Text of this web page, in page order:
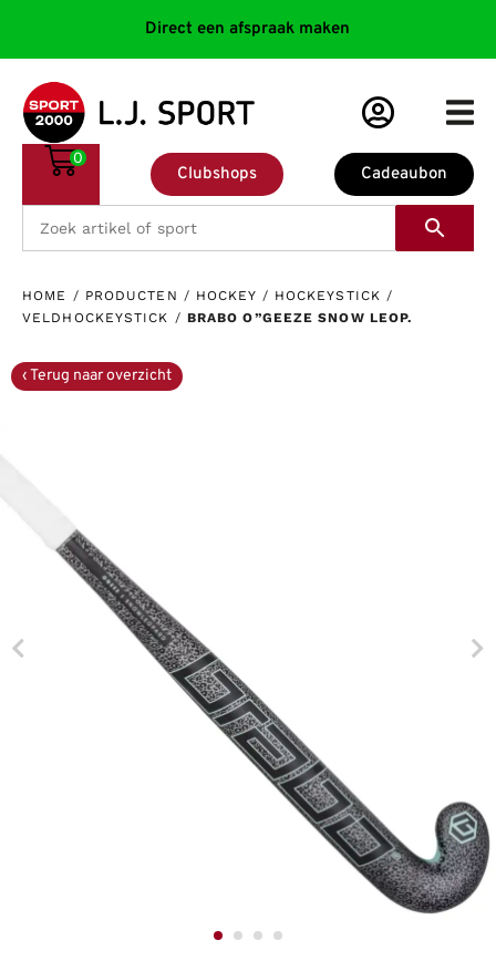
Direct een afspraak maken
Cadeaubon
Clubshops
0
HOME / PRODUCTEN / HOCKEY / HOCKEYSTICK /
VELDHOCKEYSTICK / BRABO O”GEEZE SNOW LEOP.